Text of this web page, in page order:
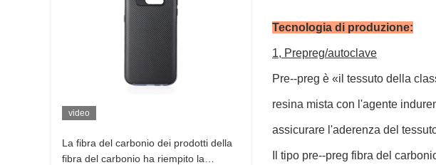
video
La fibra del carbonio dei prodotti della
fibra del carbonio ha riempito la
Tecnologia di produzione:
1, Prepreg/autoclave
Pre--preg è «il tessuto della
resina mista con l'agente
assicurare l'aderenza del
Il tipo pre--preg fibra del